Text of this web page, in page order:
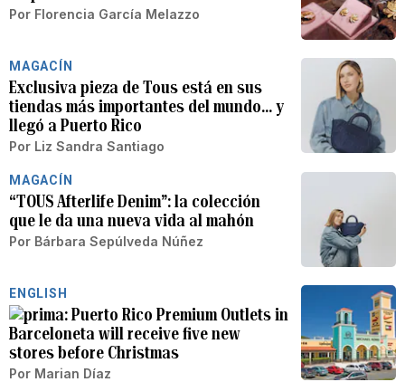
Por Florencia García Melazzo
MAGACÍN
Exclusiva pieza de Tous está en sus
tiendas más importantes del mundo... y
llegó a Puerto Rico
Por Liz Sandra Santiago
MAGACÍN
“TOUS Afterlife Denim”: la colección
que le da una nueva vida al mahón
Por Bárbara Sepúlveda Núñez
ENGLISH
Puerto Rico Premium Outlets in
Barceloneta will receive five new
stores before Christmas
Por Marian Díaz